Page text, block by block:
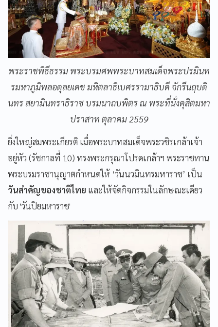
พระราชพิธีธรรม พระบรมศพพระบาทสมเด็จพระปรมินท
รมหาภูมิพลอดุลยเดช มหิตลาธิเบศรรามาธิบดี จักรีนฤบดิ
นทร สยามินทราธิราช บรมนาถบพิตร ณ พระที่นั่งดุสิตมหา
ปราสาท ตุลาคม 2559
ยิ่งใหญ่สมพระเกียรติ เมื่อพระบาทสมเด็จพระวชิรเกล้าเจ้า
อยู่หัว (รัชกาลที่ 10) ทรงพระกรุณาโปรดเกล้าฯ พระราชทาน
พระบรมราชานุญาตกำหนดให้ ‘วันนวมินทรมหาราช’ เป็น
วันสำคัญของชาติไทย และให้จัดกิจกรรมในลักษณะเดียว
กับ 'วันปิยมหาราช'